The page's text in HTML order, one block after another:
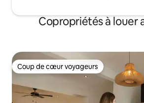
Copropriétés à louer
Coup de cœur voyageurs
Coup de cœur voyageurs